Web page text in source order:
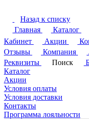
Назад к списку
Главная
Каталог
Кабинет
Акции
Отзывы
Компания
Реквизиты
Поиск
Каталог
Акции
Условия оплаты
Условия доставки
Контакты
Программа лояльности